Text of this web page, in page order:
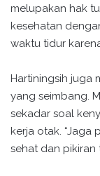
melupakan hak
kesehatan
waktu tidur
Hartiningsih juga
yang seimbang.
sekadar soal
kerja otak. “Jaga
sehat dan pikiran